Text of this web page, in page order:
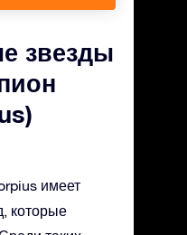
звезды
имеет
которые